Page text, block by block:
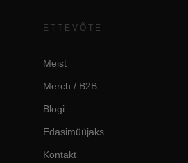
ETTEVÕTE
Meist
Merch / B2B
Blogi
Edasimüüjaks
Kontakt